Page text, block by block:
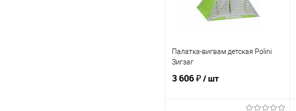
Палатка-вигвам детская Polini
Зигзаг
3 606 ₽/ шт